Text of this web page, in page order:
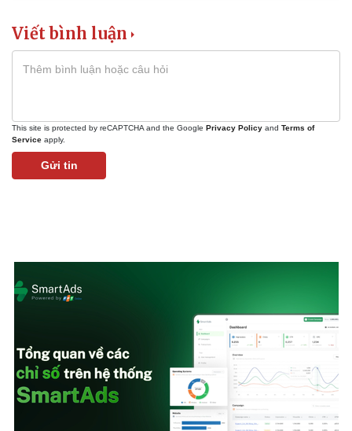
Bất động sản
Khởi nghiệp
Thị trường
Giá vàng
Tiêu dùng
Tỷ giá
Chứng khoán
Giá cà phê
Viết bình luận
This site is protected by reCAPTCHA and the Google Privacy Policy and Terms of
Service apply.
Gửi tin